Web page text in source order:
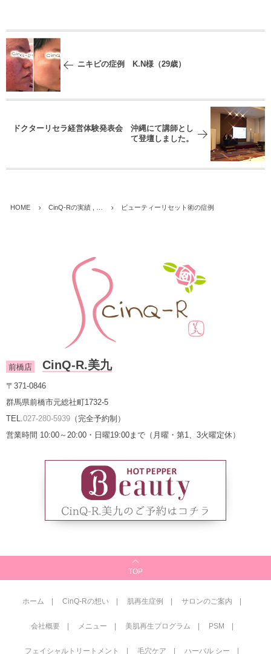
ニキビの症例 K.N様（29歳）
ドクターリセラ経営体験発表会 沖縄にて講師とし
て登壇しました。
HOME CinQ-Rの実績 , … ビューティーリセット術の症例
前橋店 CinQ-R.美九
〒371-0846
群馬県前橋市元総社町1732-5
TEL.027-280-5939 （完全予約制）
営業時間 10:00～20:00・日曜19:00まで（月曜・第1、3火曜定休）
TOP
ホーム CinQ-Rの想い 肌再生症例 サロンのご案内
会社概要 メニュー 美肌再生プログラム PSM
フェイシャルトリートメント 毛穴ケア ハーバル シー